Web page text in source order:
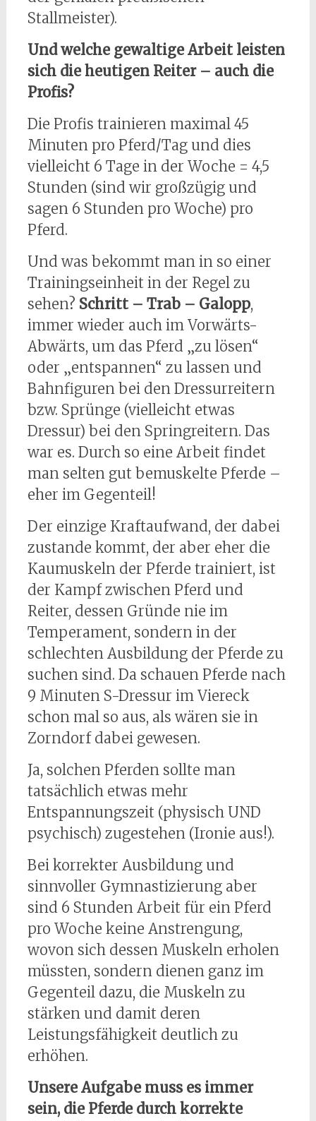
Stallmeister).
Und welche gewaltige Arbeit leisten
sich die heutigen Reiter – auch die
Profis?
Die Profis trainieren maximal 45
Minuten pro Pferd/Tag und dies
vielleicht 6 Tage in der Woche = 4,5
Stunden (sind wir großzügig und
sagen 6 Stunden pro Woche) pro
Pferd.
Und was bekommt man in so einer
Trainingseinheit in der Regel zu
sehen? Schritt – Trab – Galopp,
immer wieder auch im Vorwärts-
Abwärts, um das Pferd „zu lösen“
oder „entspannen“ zu lassen und
Bahnfiguren bei den Dressurreitern
bzw. Sprünge (vielleicht etwas
Dressur) bei den Springreitern. Das
war es. Durch so eine Arbeit findet
man selten gut bemuskelte Pferde –
eher im Gegenteil!
Der einzige Kraftaufwand, der dabei
zustande kommt, der aber eher die
Kaumuskeln der Pferde trainiert, ist
der Kampf zwischen Pferd und
Reiter, dessen Gründe nie im
Temperament, sondern in der
schlechten Ausbildung der Pferde zu
suchen sind. Da schauen Pferde nach
9 Minuten S-Dressur im Viereck
schon mal so aus, als wären sie in
Zorndorf dabei gewesen.
Ja, solchen Pferden sollte man
tatsächlich etwas mehr
Entspannungszeit (physisch UND
psychisch) zugestehen (Ironie aus!).
Bei korrekter Ausbildung und
sinnvoller Gymnastizierung aber
sind 6 Stunden Arbeit für ein Pferd
pro Woche keine Anstrengung,
wovon sich dessen Muskeln erholen
müssten, sondern dienen ganz im
Gegenteil dazu, die Muskeln zu
stärken und damit deren
Leistungsfähigkeit deutlich zu
erhöhen.
Unsere Aufgabe muss es immer
sein, die Pferde durch korrekte